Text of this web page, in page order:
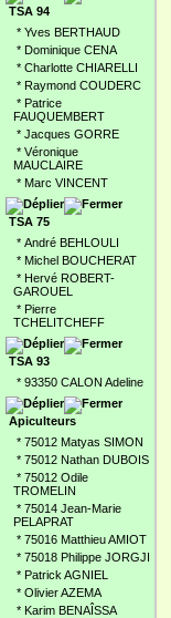
TSA 94
* Yves BERTHAUD
* Dominique CENA
* Charlotte CHIARELLI
* Raymond COUDERC
* Patrice
FAUQUEMBERT
* Jacques GORRE
* Véronique
MAUCLAIRE
* Marc VINCENT
TSA 75
* André BEHLOULI
* Michel BOUCHERAT
* Hervé ROBERT-
GAROUEL
* Pierre
TCHELITCHEFF
TSA 93
* 93350 CALON Adeline
Apiculteurs
* 75012 Matyas SIMON
* 75012 Nathan DUBOIS
* 75012 Odile
TROMELIN
* 75014 Jean-Marie
PELAPRAT
* 75016 Matthieu AMIOT
* 75018 Philippe JORGJI
* Patrick AGNIEL
* Olivier AZEMA
* Karim BENAÎSSA